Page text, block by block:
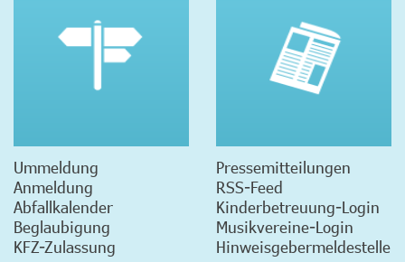
Ummeldung
Anmeldung
Abfallkalender
Beglaubigung
KFZ-Zulassung
Pressemitteilungen
RSS-Feed
Kinderbetreuung-Login
Musikvereine-Login
Hinweisgebermeldestelle